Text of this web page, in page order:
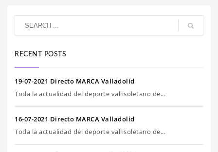
RECENT POSTS
19-07-2021 Directo MARCA Valladolid
Toda la actualidad del deporte vallisoletano de...
16-07-2021 Directo MARCA Valladolid
Toda la actualidad del deporte vallisoletano de...